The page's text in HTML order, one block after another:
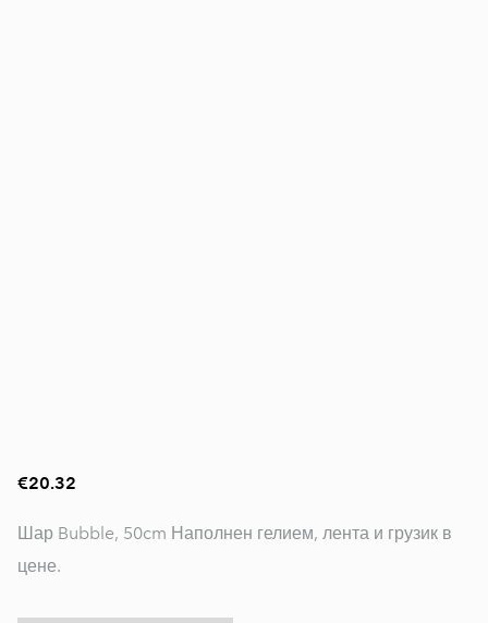
€20.32
Шар Bubble, 50cm Наполнен гелием, лента и грузик в
цене.